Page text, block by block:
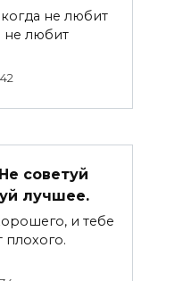
не любит
не любит
42
советуй
лучшее.
и тебе
плохого.